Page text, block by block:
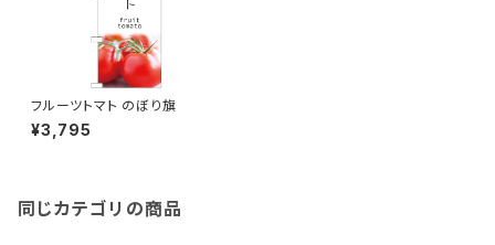
フルーツトマト のぼり旗
¥3,795
同じカテゴリの商品